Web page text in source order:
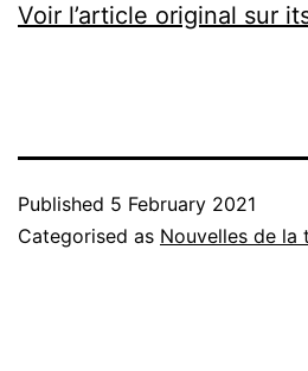
Voir l’article original sur
Published 5 February 2021
Categorised as Nouvelles de la